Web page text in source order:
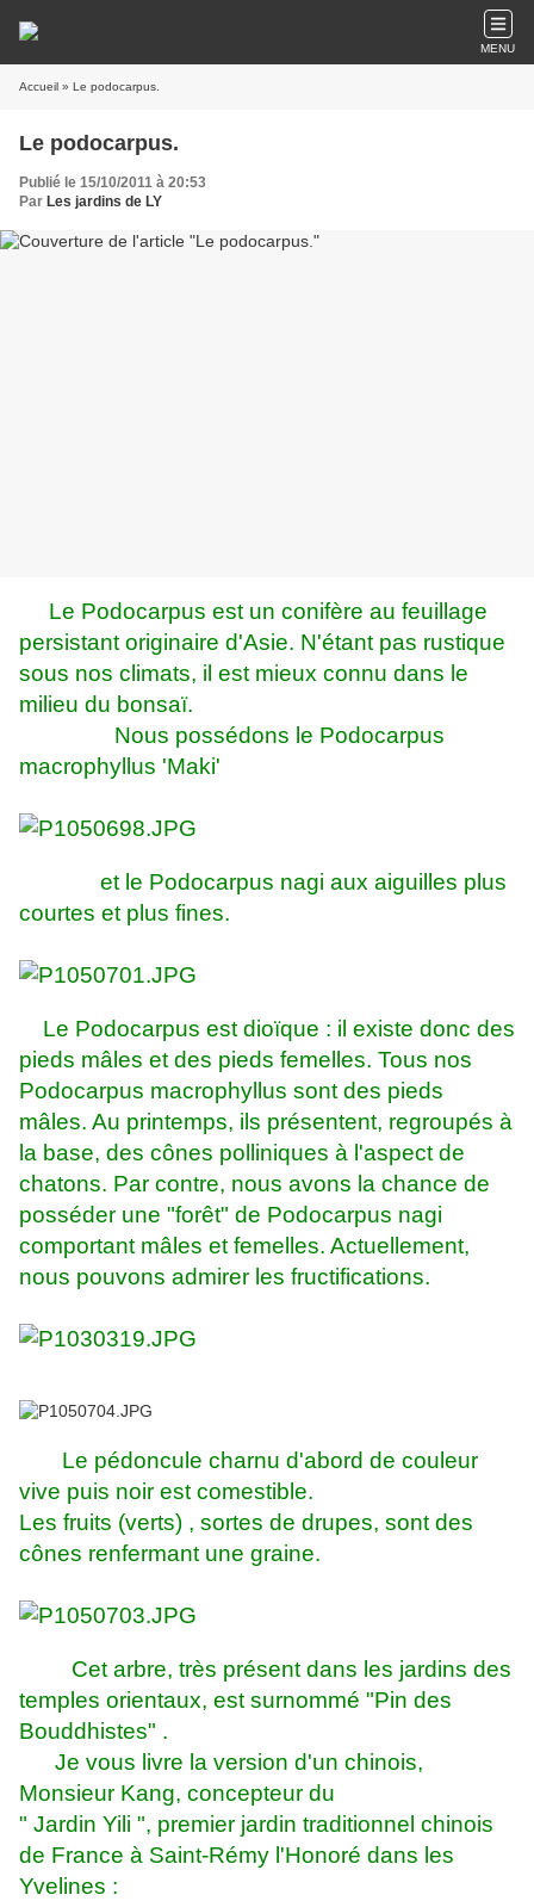
MENU
Accueil » Le podocarpus.
Le podocarpus.
Publié le 15/10/2011 à 20:53
Par Les jardins de LY
Le Podocarpus est un conifère au feuillage
persistant originaire d'Asie. N'étant pas rustique
sous nos climats, il est mieux connu dans le
milieu du bonsaï.
Nous possédons le Podocarpus
macrophyllus 'Maki'
et le Podocarpus nagi aux aiguilles plus
courtes et plus fines.
Le Podocarpus est dioïque : il existe donc des
pieds mâles et des pieds femelles. Tous nos
Podocarpus macrophyllus sont des pieds
mâles. Au printemps, ils présentent, regroupés à
la base, des cônes polliniques à l'aspect de
chatons. Par contre, nous avons la chance de
posséder une "forêt" de Podocarpus nagi
comportant mâles et femelles. Actuellement,
nous pouvons admirer les fructifications.
Le pédoncule charnu d'abord de couleur
vive puis noir est comestible.
Les fruits (verts) , sortes de drupes, sont des
cônes renfermant une graine.
Cet arbre, très présent dans les jardins des
temples orientaux, est surnommé "Pin des
Bouddhistes" .
Je vous livre la version d'un chinois,
Monsieur Kang, concepteur du
" Jardin Yili ", premier jardin traditionnel chinois
de France à Saint-Rémy l'Honoré dans les
Yvelines :